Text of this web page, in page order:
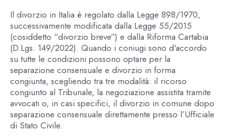
Il divorzio in Italia è regolato dalla Legge 898/1970,
successivamente modificata dalla Legge 55/2015
(cosiddetto “divorzio breve”) e dalla Riforma Cartabia
(D.Lgs. 149/2022). Quando i coniugi sono d'accordo
su tutte le condizioni possono optare per la
separazione consensuale e divorzio in forma
congiunta, scegliendo tra tre modalità: il ricorso
congiunto al Tribunale, la negoziazione assistita tramite
avvocati o, in casi specifici, il divorzio in comune dopo
separazione consensuale direttamente presso l’Ufficiale
di Stato Civile.